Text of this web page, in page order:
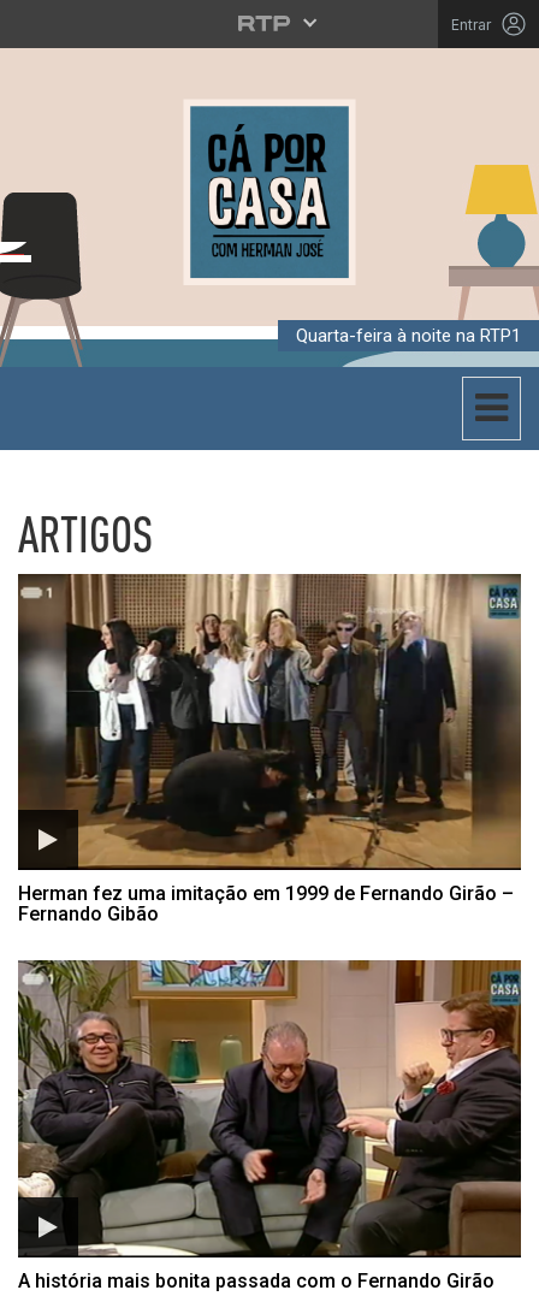
Entrar
Quarta-feira à noite na RTP1
Toggle
ARTIGOS
Listagem de Artigos da Cá
Herman fez uma imitação em 1999 de Fernando Girão –
Fernando Gibão
A história mais bonita passada com o Fernando Girão